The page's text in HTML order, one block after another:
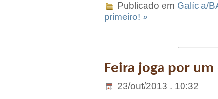
Publicado em Galícia/
primeiro! »
Feira joga por
23/out/2013 . 10:32